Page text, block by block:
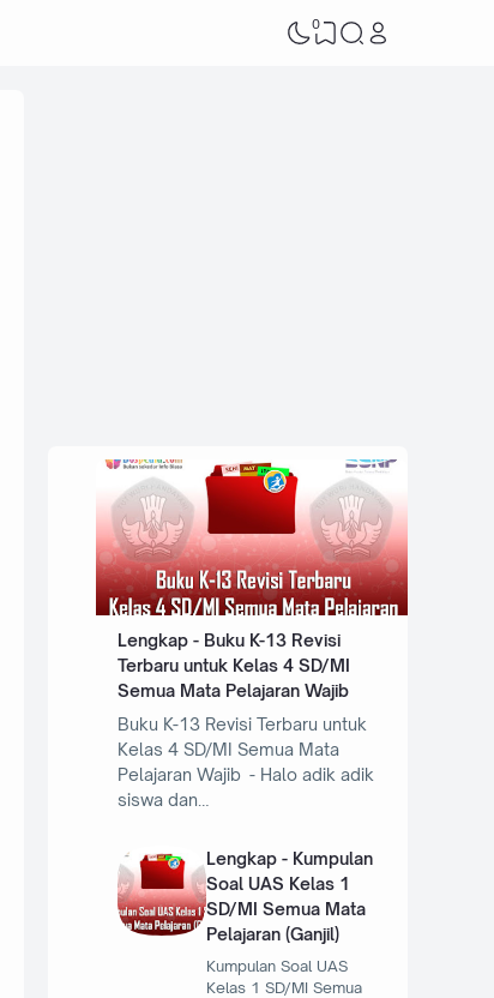
0
Lengkap - Buku K-13 Revisi
Terbaru untuk Kelas 4 SD/MI
Semua Mata Pelajaran Wajib
Buku K-13 Revisi Terbaru untuk
Kelas 4 SD/MI Semua Mata
Pelajaran Wajib - Halo adik adik
siswa dan…
Lengkap - Kumpulan
Soal UAS Kelas 1
SD/MI Semua Mata
Pelajaran (Ganjil)
Kumpulan Soal UAS
Kelas 1 SD/MI Semua